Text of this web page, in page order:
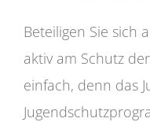
Beteiligen Sie sich
aktiv am Schutz
einfach, denn das